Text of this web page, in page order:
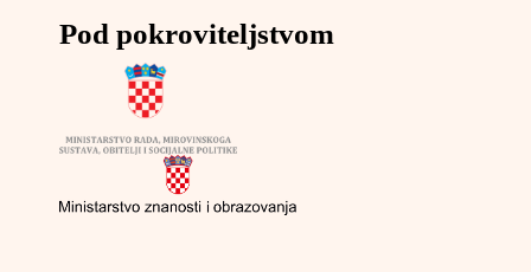
Pod pokroviteljstvom